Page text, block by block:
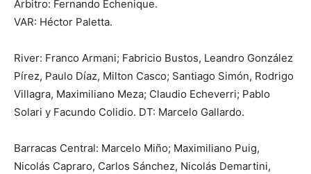
Árbitro: Fernando Echenique.
VAR: Héctor Paletta.
River: Franco Armani; Fabricio Bustos, Leandro González
Pírez, Paulo Díaz, Milton Casco; Santiago Simón, Rodrigo
Villagra, Maximiliano Meza; Claudio Echeverri; Pablo
Solari y Facundo Colidio. DT: Marcelo Gallardo.
Barracas Central: Marcelo Miño; Maximiliano Puig,
Nicolás Capraro, Carlos Sánchez, Nicolás Demartini,